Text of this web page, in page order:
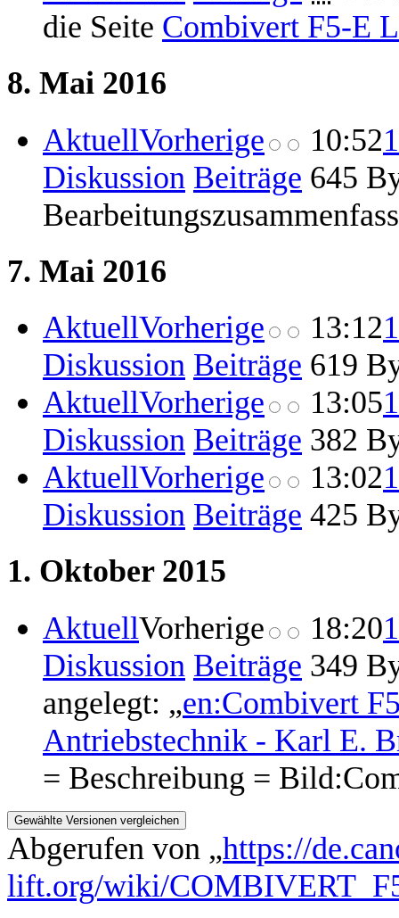
die Seite Combivert F5-E
8. Mai 2016
AktuellVorherige 10:52
Diskussion Beiträge 645
7. Mai 2016
AktuellVorherige 13:12
Diskussion Beiträge 619
AktuellVorherige 13:05
Diskussion Beiträge 382
AktuellVorherige 13:02
Diskussion Beiträge 425
1. Oktober 2015
AktuellVorherige 18:20
Diskussion Beiträge 349
angelegt: „en:Combivert
Antriebstechnik - Karl E.
= Beschreibung =
Abgerufen von „https://
lift.org/wiki/